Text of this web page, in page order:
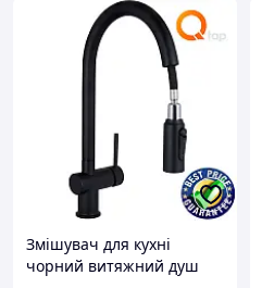
Змішувач для кухні
чорний витяжний душ